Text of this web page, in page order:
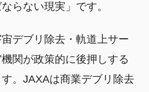
らない現実」です。
デブリ除去・軌道上サー
関が政策的に後押しする
。JAXAは商業デブリ除去